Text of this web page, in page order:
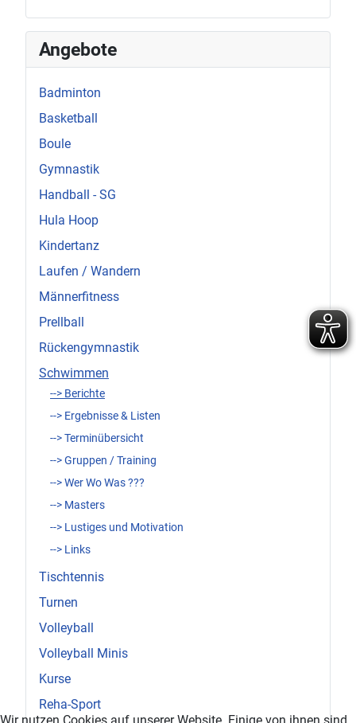
Angebote
Badminton
Basketball
Boule
Gymnastik
Handball - SG
Hula Hoop
Kindertanz
Laufen / Wandern
Männerfitness
Prellball
Rückengymnastik
Schwimmen
--> Berichte
--> Ergebnisse & Listen
--> Terminübersicht
--> Gruppen / Training
--> Wer Wo Was ???
--> Masters
--> Lustiges und Motivation
--> Links
Tischtennis
Turnen
Volleyball
Volleyball Minis
Kurse
Reha-Sport